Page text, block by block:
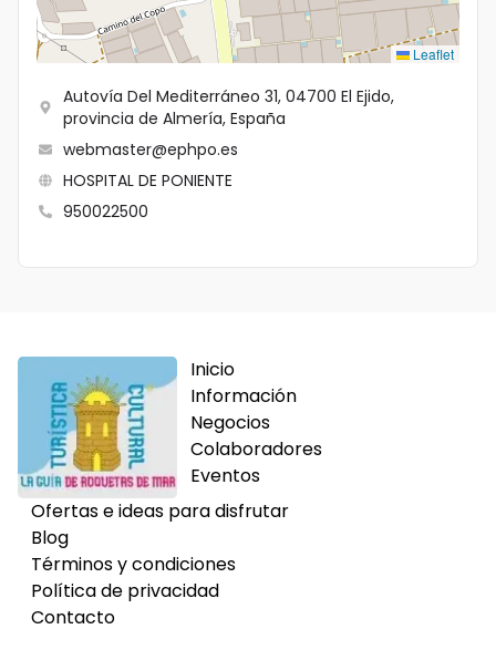
Leaflet
Autovía Del Mediterráneo 31, 04700 El Ejido,
provincia de Almería, España
webmaster@ephpo.es
HOSPITAL DE PONIENTE
950022500
Inicio
Información
Negocios
Colaboradores
Eventos
Ofertas e ideas para disfrutar
Blog
Términos y condiciones
Política de privacidad
Contacto